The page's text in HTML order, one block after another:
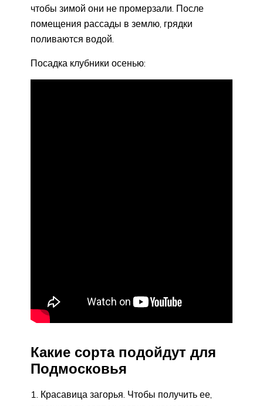
чтобы зимой они не промерзали. После
помещения рассады в землю, грядки
поливаются водой.
Посадка клубники осенью:
Какие сорта подойдут для
Подмосковья
Красавица загорья. Чтобы получить ее,